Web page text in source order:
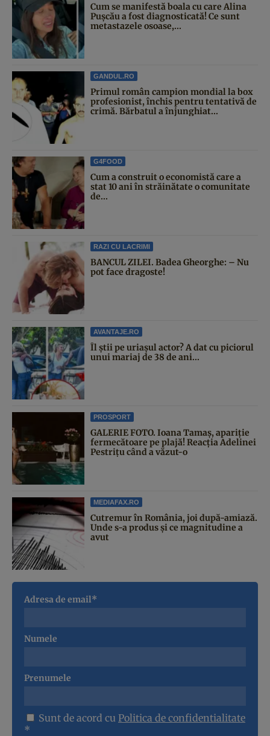
Cum se manifestă boala cu care Alina
Pușcău a fost diagnosticată! Ce sunt
metastazele osoase,...
GANDUL.RO
Primul român campion mondial la box
profesionist, închis pentru tentativă de
crimă. Bărbatul a înjunghiat...
G4FOOD
Cum a construit o economistă care a
stat 10 ani în străinătate o comunitate
de...
RAZI CU LACRIMI
BANCUL ZILEI. Badea Gheorghe: – Nu
pot face dragoste!
AVANTAJE.RO
Îl știi pe uriașul actor? A dat cu piciorul
unui mariaj de 38 de ani...
PROSPORT
GALERIE FOTO. Ioana Tamaş, apariție
fermecătoare pe plajă! Reacția Adelinei
Pestrițu când a văzut-o
MEDIAFAX.RO
Cutremur în România, joi după-amiază.
Unde s-a produs și ce magnitudine a
avut
Adresa de email*
Numele
Prenumele
Sunt de acord cu Politica de confidentialitate
*